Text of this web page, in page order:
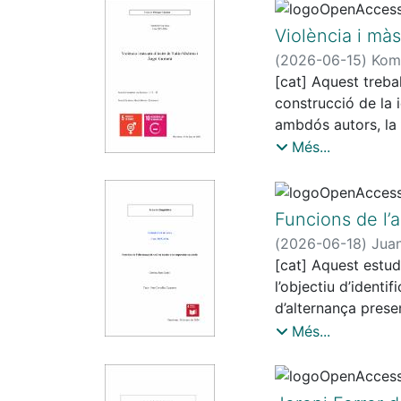
progressivament
comunicatius.
En aquest
ribagorçana entre
manté viva en
terme aquesta
analitzat
actual d’aquesta
Violència i
(2026-06-15)
[cat] Aquest
construcció de la
ambdós autors,
primer terme, a
segon terme, a
de Paul Ricoeur i
de Guimerà i
insuficient per
construcció de la
d’interpretació
Mishima.
Més...
Funcions de
(2026-06-18)
[cat] Aquest
l’objectiu
d’alternança
metodologia
manera més
i divers, que pot
Més...